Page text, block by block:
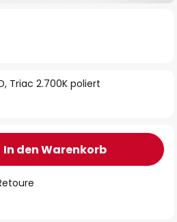
Triac 2.700K poliert
In den Warenkorb